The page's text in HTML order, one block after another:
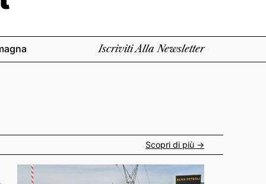
Iscriviti Alla Newsletter
Scopri di più ->